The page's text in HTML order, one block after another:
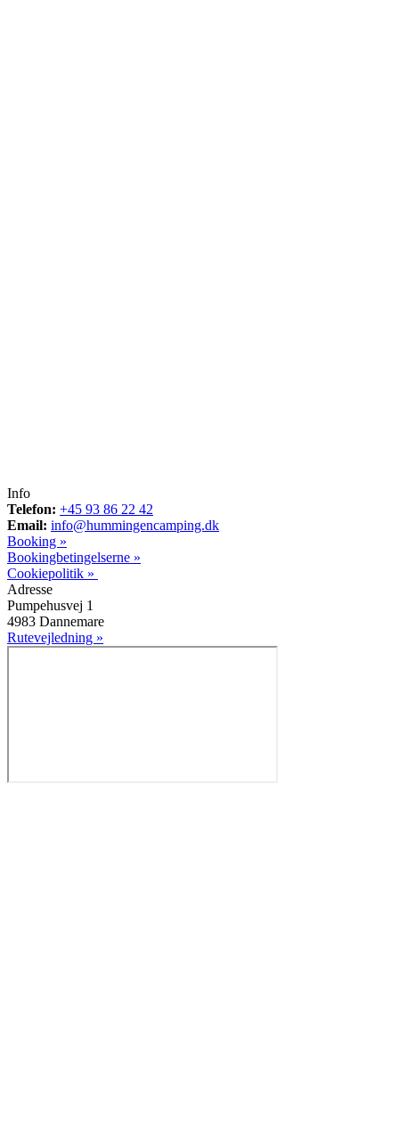
Info
Telefon: +45 93 86 22 42
Email: info@hummingencamping.dk
Booking »
Bookingbetingelserne »
Cookiepolitik »
Adresse
Pumpehusvej 1
4983 Dannemare
Rutevejledning »